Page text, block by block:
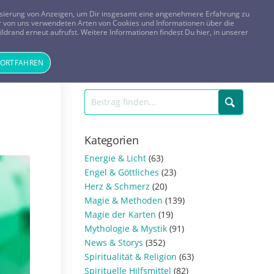
FRAGEN? KOSTENLOS ANRUFEN: 0800-8478266
Magazin ANMELDEN REGISTRIEREN
Kategorien
Energie & Licht (63)
Engel & Göttliches (23)
Herz & Schmerz (20)
Magie & Methoden (139)
Magie der Karten (19)
Mythologie & Mystik (91)
News & Storys (352)
Spiritualität & Religion (63)
Spirituelle Hilfsmittel (82)
von Anzeigen, um Dir insgesamt eine angenehmere Erfahrung zu
uns verwendeten Arten von Cookies und Informationen über die
erneut aufrufst. Weitere Informationen findest Du hier, in unserer